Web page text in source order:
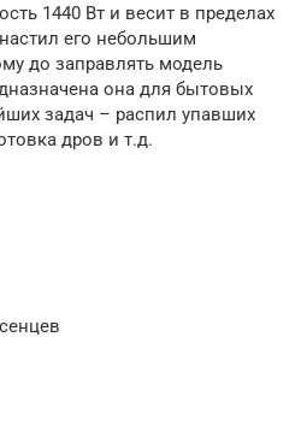
1440 Вт и весит в пределах
его небольшим
до заправлять модель
она для бытовых
задач – распил упавших
дров и т.д.